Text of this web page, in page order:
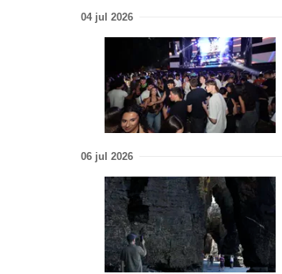
04 jul 2026
06 jul 2026